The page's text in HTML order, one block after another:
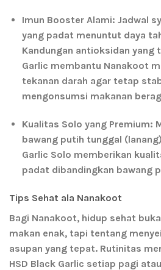
Imun Booster Alami: Jadwal
yang padat menuntut daya
Kandungan antioksidan yang
Garlic membantu Nanakoot
tekanan darah agar tetap
mengonsumsi makanan
Kualitas Solo yang Premium:
bawang putih tunggal
Garlic Solo memberikan
padat dibandingkan bawang
Tips Sehat ala Nanakoot
Bagi Nanakoot, hidup sehat
makan enak, tapi tentang
asupan yang tepat. Rutinitas
HSD Black Garlic setiap pagi